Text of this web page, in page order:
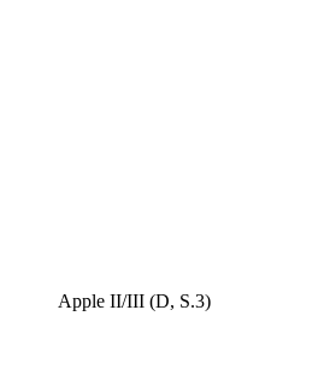
Apple II/III (D, S.3)